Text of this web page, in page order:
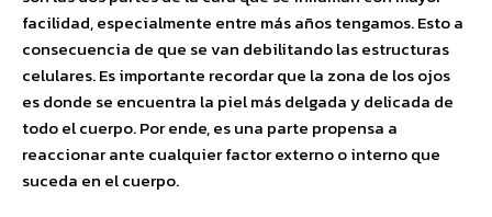
facilidad, especialmente entre más años tengamos. Esto a
consecuencia de que se van debilitando las estructuras
celulares. Es importante recordar que la zona de los ojos
es donde se encuentra la piel más delgada y delicada de
todo el cuerpo. Por ende, es una parte propensa a
reaccionar ante cualquier factor externo o interno que
suceda en el cuerpo.